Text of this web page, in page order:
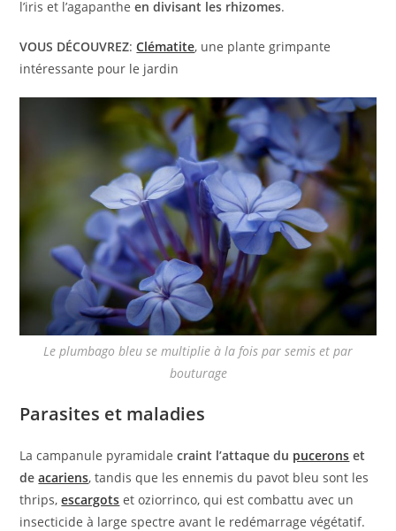
l’iris et l’agapanthe en divisant les rhizomes.
VOUS DÉCOUVREZ:Clématite, une plante grimpante
intéressante pour le jardin
Le plumbago bleu se multiplie à la fois par semis et par
bouturage
Parasites et maladies
La campanule pyramidalecraint l’attaque du pucerons et
deacariens, tandis que les ennemis du pavot bleu sont les
thrips,escargots et oziorrinco, qui est combattu avec un
insecticide à large spectre avant le redémarrage végétatif.